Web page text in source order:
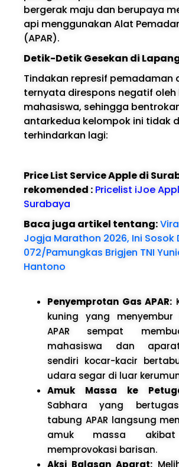
bergerak maju dan berupaya
api menggunakan Alat
(APAR).
Detik-Detik Gesekan di
Tindakan represif pemadaman
ternyata direspons negatif oleh
mahasiswa, sehingga
antarkedua kelompok ini tidak
terhindarkan lagi:
Price List Service Apple di
rekomended : Pricelist iJoe
Surabaya
Baca juga artikel tentang:
Jogja Marathon 2026, Ini Sosok
072/Pamungkas Brigjen TNI
Hantono
Penyemprotan Gas APAR:
kuning yang
APAR sempat
mahasiswa dan
sendiri kocar-kacir
udara segar di luar
Amuk Massa ke
Sabhara yang
tabung APAR langsung
amuk massa
memprovokasi barisan.
Aksi Balasan Aparat: